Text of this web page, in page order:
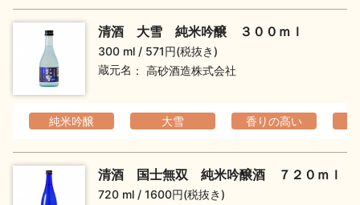
季節の商品 イベント情報
清酒 大雪 純米吟醸 ３００ｍｌ
300 ml
571円(税抜き)
蔵元名
高砂酒造株式会社
純米吟醸 大雪 香りの高い
清酒 国士無双 純米吟醸酒 ７２０ｍｌ
720 ml
1600円(税抜き)